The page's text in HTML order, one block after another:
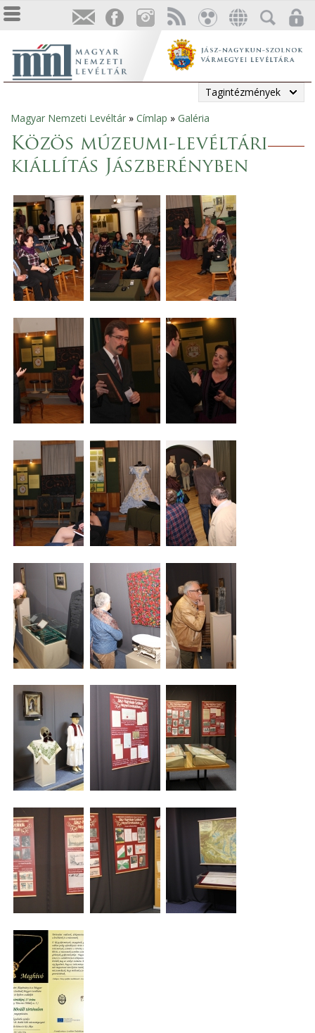
Tagintézmények
Jelenlegi
hely
Magyar Nemzeti Levéltár » Címlap » Galéria
Közös múzeumi-levéltári
kiállítás Jászberényben